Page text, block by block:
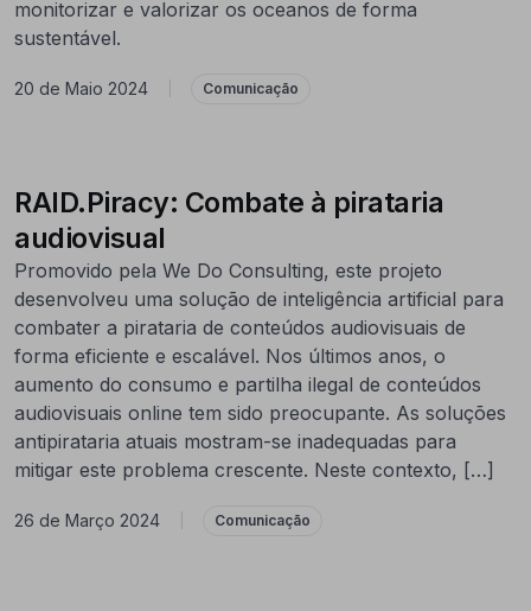
monitorizar e valorizar os oceanos de forma
sustentável.
20 de Maio 2024 Comunicação
RAID.Piracy: Combate à pirataria
audiovisual
Promovido pela We Do Consulting, este projeto
desenvolveu uma solução de inteligência artificial para
combater a pirataria de conteúdos audiovisuais de
forma eficiente e escalável. Nos últimos anos, o
aumento do consumo e partilha ilegal de conteúdos
audiovisuais online tem sido preocupante. As soluções
antipirataria atuais mostram-se inadequadas para
mitigar este problema crescente. Neste contexto, […]
26 de Março 2024 Comunicação